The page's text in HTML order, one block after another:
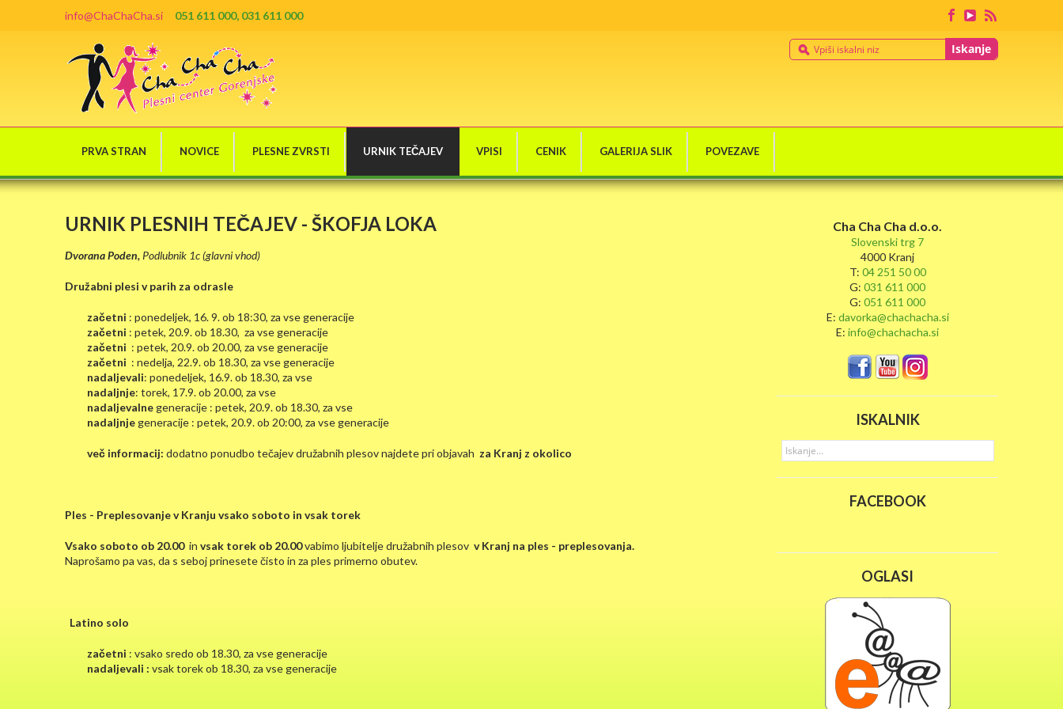
info@ChaChaCha.si 051 611 000, 031 611 000
Iskanje
PRVA STRAN NOVICE PLESNE ZVRSTI URNIK TEČAJEV VPISI CENIK GALERIJA SLIK POVEZAVE
URNIK PLESNIH TEČAJEV - ŠKOFJA LOKA
Dvorana Poden, Podlubnik 1c (glavni vhod)
Družabni plesi v parih za odrasle
začetni : ponedeljek, 16. 9. ob 18:30, za vse generacije
začetni : petek, 20.9. ob 18.30, za vse generacije
začetni : petek, 20.9.ob 20.00, za vse generacije
začetni : nedelja, 22.9.ob 18.30, za vse generacije
nadaljevali: ponedeljek, 16.9. ob 18.30, za vse
nadaljnje: torek, 17.9. ob 20.00, za vse
nadaljevalne generacije : petek, 20.9.ob 18.30, za vse
nadaljnje generacije : petek, 20.9.ob 20:00, za vse generacije
več informacij: dodatno ponudbo tečajev družabnih plesov najdete pri objavah za Kranj z okolico
Ples - Preplesovanje v Kranju vsako soboto in vsak torek
Vsako soboto ob 20.00in vsak torek ob 20.00vabimo ljubitelje družabnih plesov v Kranj na ples - preplesovanja.
Naprošamo pa vas, da s seboj prinesete čisto in za ples primerno obutev.
Latino solo
začetni : vsako sredo ob 18.30, za vse generacije
nadaljevali : vsak torekob 18.30, za vse generacije
Cha Cha Cha d.o.o.
Slovenski trg 7
4000 Kranj
T: 04 251 50 00
G: 031 611 000
G: 051 611 000
E: davorka@chachacha.si
E: info@chachacha.si
ISKALNIK
FACEBOOK
OGLASI